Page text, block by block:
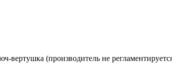
вертушка (производитель не